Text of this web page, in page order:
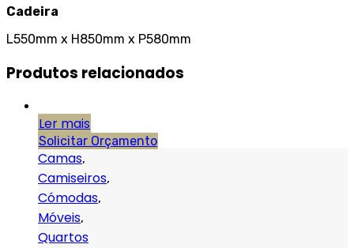
Cadeira
L550mm x H850mm x P580mm
Produtos relacionados
Ler mais
Solicitar Orçamento
Camas,
Camiseiros,
Cómodas,
Móveis,
Quartos